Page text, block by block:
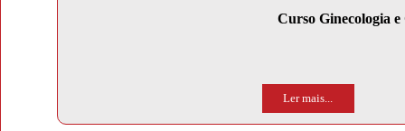
Curso Ginecologia
Ler mais...